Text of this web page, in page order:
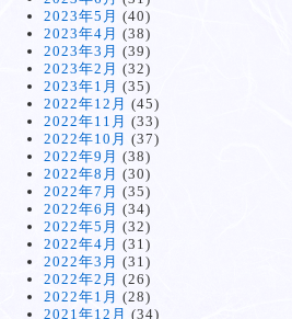
2023年5月 (40)
2023年4月 (38)
2023年3月 (39)
2023年2月 (32)
2023年1月 (35)
2022年12月 (45)
2022年11月 (33)
2022年10月 (37)
2022年9月 (38)
2022年8月 (30)
2022年7月 (35)
2022年6月 (34)
2022年5月 (32)
2022年4月 (31)
2022年3月 (31)
2022年2月 (26)
2022年1月 (28)
2021年12月 (34)